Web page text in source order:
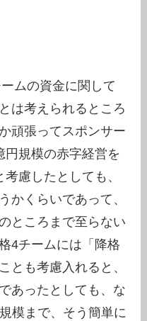
ムの資金に関して
は考えられるところ
頑張ってスポンサー
円規模の赤字経営を
慮したとしても、
かくらいであって、
ところまで至らない
4チームには「降格
とも考慮入れると、
あったとしても、な
模まで、そう簡単に